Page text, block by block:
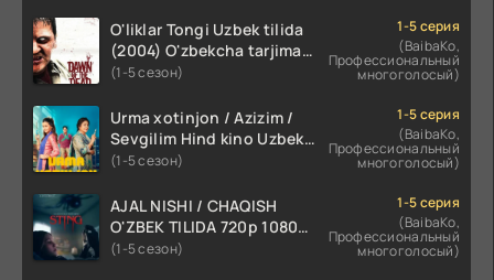
O'liklar Tongi Uzbek tilida
(2004) O'zbekcha tarjima
kino HD skachat
(1-5 сезон)
1-5 серия
(BaibaKo,
Профессиональный
многоголосый)
Urma xotinjon / Azizim /
Sevgilim Hind kino Uzbek
tilida 2022 O'zbekcha
(1-5 сезон)
1-5 серия
(BaibaKo,
Профессиональный
многоголосый)
AJAL NISHI / CHAQISH
O'ZBEK TILIDA 720p 1080p
Full HD (2024) Tarjima
(1-5 сезон)
1-5 серия
(BaibaKo,
Профессиональный
многоголосый)